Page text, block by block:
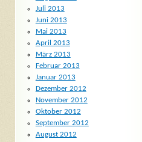
Juli 2013
Juni 2013
Mai 2013
April 2013
März 2013
Februar 2013
Januar 2013
Dezember 2012
November 2012
Oktober 2012
September 2012
August 2012